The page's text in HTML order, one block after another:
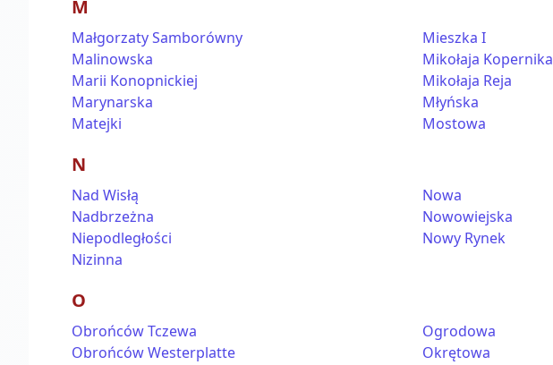
M
Małgorzaty Samborówny
Malinowska
Marii Konopnickiej
Marynarska
Matejki
Mieszka I
Mikołaja Kopernika
Mikołaja Reja
Młyńska
Mostowa
N
Nad Wisłą
Nadbrzeżna
Niepodległości
Nizinna
Nowa
Nowowiejska
Nowy Rynek
O
Obrońców Tczewa
Obrońców Westerplatte
Ogrodowa
Okrętowa